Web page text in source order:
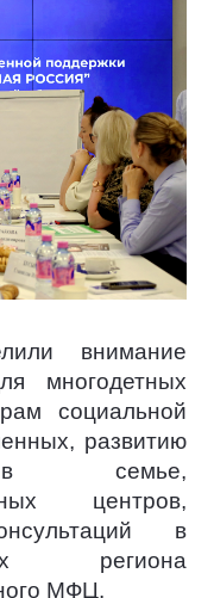
внимание
многодетных
социальной
развитию
в семье,
центров,
в
региона
МФЦ.